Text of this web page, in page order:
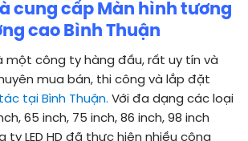
cung cấp Màn hình tương
cao Bình Thuận
một công ty hàng đầu, rất uy tín và
mua bán, thi công và lắp đặt
tại Bình Thuận. Với đa dạng các loại
65 inch, 75 inch, 86 inch, 98 inch
ty LED HD đã thực hiện nhiều công